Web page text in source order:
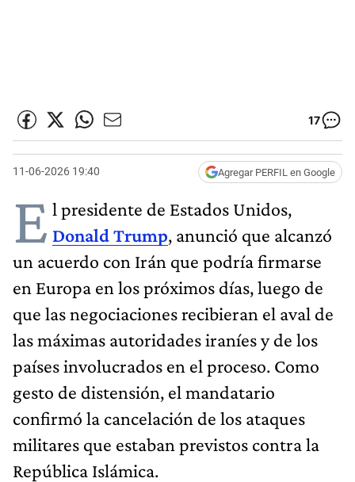
17
11-06-2026 19:40 Agregar PERFIL en Google
E l presidente de Estados Unidos,
Donald Trump, anunció que alcanzó
un acuerdo con Irán que podría firmarse
en Europa en los próximos días, luego de
que las negociaciones recibieran el aval de
las máximas autoridades iraníes y de los
países involucrados en el proceso. Como
gesto de distensión, el mandatario
confirmó la cancelación de los ataques
militares que estaban previstos contra la
República Islámica.